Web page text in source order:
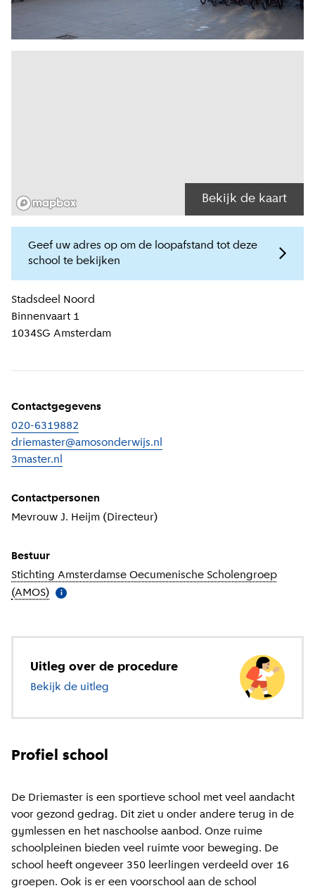
Bekijk de kaart
Geef uw adres op om de loopafstand tot deze
school te bekijken
Locatiegegevens
Stadsdeel
Noord
Binnenvaart 1
1034SG Amsterdam
Contactgegevens
020-6319882
driemaster@amosonderwijs.nl
3master.nl
Contactpersonen
Mevrouw J. Heijm (Directeur)
Bestuur
Stichting Amsterdamse Oecumenische Scholengroep
(AMOS) Meer informatie
i
Uitleg over de procedure
Bekijk de uitleg
Profiel school
De Driemaster is een sportieve school met veel aandacht
voor gezond gedrag. Dit ziet u onder andere terug in de
gymlessen en het naschoolse aanbod. Onze ruime
schoolpleinen bieden veel ruimte voor beweging. De
school heeft ongeveer 350 leerlingen verdeeld over 16
groepen. Ook is er een voorschool aan de school